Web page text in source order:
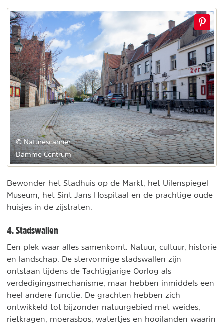
© Naturescanner
Damme Centrum
Bewonder het Stadhuis op de Markt, het Uilenspiegel
Museum, het Sint Jans Hospitaal en de prachtige oude
huisjes in de zijstraten.
4. Stadswallen
Een plek waar alles samenkomt. Natuur, cultuur, historie
en landschap. De stervormige stadswallen zijn
ontstaan tijdens de Tachtigjarige Oorlog als
verdedigingsmechanisme, maar hebben inmiddels een
heel andere functie. De grachten hebben zich
ontwikkeld tot bijzonder natuurgebied met weides,
rietkragen, moerasbos, watertjes en hooilanden waarin